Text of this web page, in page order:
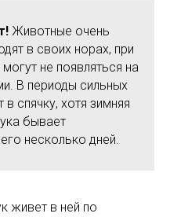
Животные очень
в своих норах, при
не появляться на
В периоды сильных
спячку, хотя зимняя
бывает
несколько дней.
живет в ней по